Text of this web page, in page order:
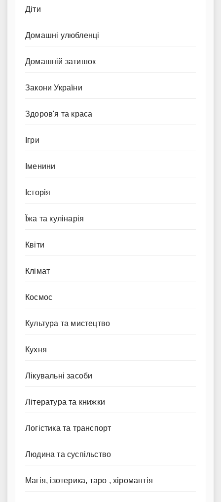
Діти
Домашні улюбленці
Домашній затишок
Закони України
Здоров'я та краса
Ігри
Іменини
Історія
Їжа та кулінарія
Квіти
Клімат
Космос
Культура та мистецтво
Кухня
Лікувальні засоби
Література та книжки
Логістика та транспорт
Людина та суспільство
Магія, ізотерика, таро , хіромантія